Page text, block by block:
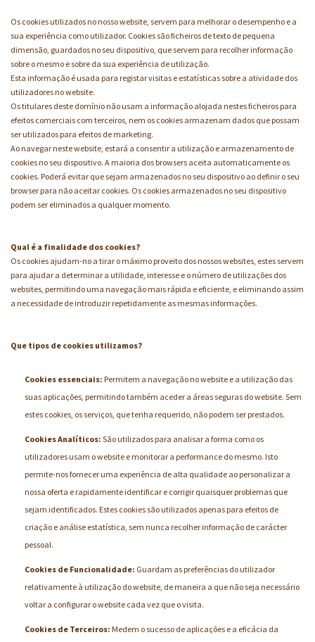
Os cookies utilizados no nosso website, servem para melhorar o desempenho e a
sua experiência como utilizador. Cookies são ficheiros de texto de pequena
dimensão, guardados no seu dispositivo, que servem para recolher informação
sobre o mesmo e sobre da sua experiência de utilização.
Esta informação é usada para registar visitas e estatísticas sobre a atividade dos
utilizadores no website.
Os titulares deste domínio não usam a informação alojada nestes ficheiros para
efeitos comerciais com terceiros, nem os cookies armazenam dados que possam
ser utilizados para efeitos de marketing.
Ao navegar neste website, estará a consentir a utilização e armazenamento de
cookies no seu dispositivo. A maioria dos browsers aceita automaticamente os
cookies. Poderá evitar que sejam armazenados no seu dispositivo ao definir o seu
browser para não aceitar cookies. Os cookies armazenados no seu dispositivo
podem ser eliminados a qualquer momento.
Qual é a finalidade dos cookies?
Os cookies ajudam-no a tirar o máximo proveito dos nossos websites, estes servem
para ajudar a determinar a utilidade, interesse e o número de utilizações dos
websites, permitindo uma navegação mais rápida e eficiente, e eliminando assim
a necessidade de introduzir repetidamente as mesmas informações.
Que tipos de cookies utilizamos?
Cookies essenciais: Permitem a navegação no website e a utilização das
suas aplicações, permitindo também aceder a áreas seguras do website. Sem
estes cookies, os serviços, que tenha requerido, não podem ser prestados.
Cookies Analíticos: São utilizados para analisar a forma como os
utilizadores usam o website e monitorar a performance do mesmo. Isto
permite-nos fornecer uma experiência de alta qualidade ao personalizar a
nossa oferta e rapidamente identificar e corrigir quaisquer problemas que
sejam identificados. Estes cookies são utilizados apenas para efeitos de
criação e análise estatística, sem nunca recolher informação de carácter
pessoal.
Cookies de Funcionalidade: Guardam as preferências do utilizador
relativamente à utilização do website, de maneira a que não seja necessário
voltar a configurar o website cada vez que o visita.
Cookies de Terceiros: Medem o sucesso de aplicações e a eficácia da